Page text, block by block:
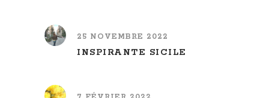
25 NOVEMBRE 2022
INSPIRANTE SICILE